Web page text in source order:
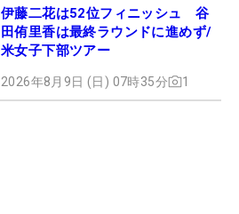
伊藤二花は52位フィニッシュ 谷
田侑里香は最終ラウンドに進めず/
米女子下部ツアー
2026年8月9日 (日) 07時35分 1